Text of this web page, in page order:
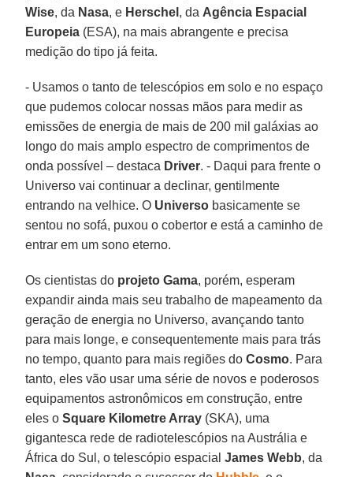
Wise, da Nasa, e Herschel , da Agência Espacial
Europeia (ESA), na mais abrangente e precisa
medição do tipo já feita.
- Usamos o tanto de telescópios em solo e no espaço
que pudemos colocar nossas mãos para medir as
emissões de energia de mais de 200 mil galáxias ao
longo do mais amplo espectro de comprimentos de
onda possível – destaca Driver. - Daqui para frente o
Universo vai continuar a declinar, gentilmente
entrando na velhice. O Universo basicamente se
sentou no sofá, puxou o cobertor e está a caminho de
entrar em um sono eterno.
Os cientistas do projeto Gama, porém, esperam
expandir ainda mais seu trabalho de mapeamento da
geração de energia no Universo, avançando tanto
para mais longe, e consequentemente mais para trás
no tempo, quanto para mais regiões doCosmo. Para
tanto, eles vão usar uma série de novos e poderosos
equipamentos astronômicos em construção, entre
eles oSquare Kilometre Array (SKA), uma
gigantesca rede de radiotelescópios na Austrália e
África do Sul, o telescópio espacialJames Webb, da